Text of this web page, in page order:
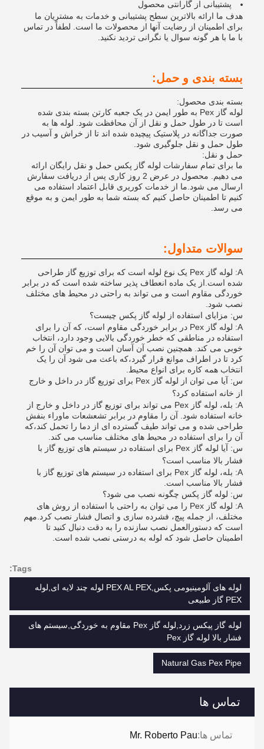
تماس ها
تماس ها:Mr. Roberto Pau
پشتیبانی از گارانتی محصول
هدف ما ارائه بالاترین سطح پشتیبانی و خدمات به مشتریان ما
برای اطمینان از رضایت آنها از محصولات ما است. لطفاً در تماس
با ما با هر گونه سوال یا نگرانی تردید نکنید.
بسته بندی و حمل:
بسته بندی محصول:
لوله گاز Pex به طور ایمن در یک جعبه کارتن بسته بندی شده
است تا در طول حمل و نقل از آن محافظت شود. لوله ها به
صورت جداگانه در پلاستیک پیچیده شده اند تا از خراش و آسیب در
طول حمل و نقل جلوگیری شود.
حمل و نقل:
ما برای تمام سفارشات لوله گاز پکس حمل و نقل رایگان ارائه
می دهیم. محصول در عرض 2 روز کاری پس از دریافت سفارش
ارسال می شود.ما از خدمات کوریری قابل اعتماد استفاده می
کنیم تا اطمینان حاصل کنیم که بسته شما به طور ایمن و به موقع
می رسد.
سوالات متداول:
A: لوله گاز Pex یک نوع لوله است که برای توزیع گاز طراحی
شده است.از یک ماده انعطاف پذیر ساخته شده است که در برابر
خوردگی مقاوم است و می تواند به راحتی در محیط های مختلف
نصب شود.
س: مزایای استفاده از لوله گاز پکس چیست؟
A: لوله گاز Pex در برابر خوردگی مقاوم است، که آن را برای
استفاده در مناطقی که خطر خوردگی بالایی وجود دارد، انتخاب
خوبی می کند. همچنین نصب آن آسان است و می توان آن را خم
کرد تا در اطراف موانع قرار گیرد،که باعث می شود آن را یک
انتخاب همه کاره برای انواع محیط.
س: آیا می توان از لوله گاز Pex برای توزیع گاز در داخل و خارج
از خانه استفاده کرد؟
A: بله، لوله گاز Pex می تواند برای توزیع گاز در داخل و خارج از
خانه استفاده شود. آن را مقاوم در برابر تشعشعات ماوراء بنفش
طراحی شده و می تواند طیف گسترده ای از دما را تحمل کند،که
آن را برای استفاده در محیط های مختلف مناسب می کند.
س: آیا لوله گاز Pex برای استفاده در سیستم های توزیع گاز با
فشار بالا مناسب است؟
A: بله، لوله گاز Pex برای استفاده در سیستم های توزیع گاز با
فشار بالا مناسب است.
س: لوله گاز پکس چگونه نصب می شود؟
A: لوله گاز Pex را می توان به راحتی با استفاده از روش های
مختلف، از جمله پیچ، فشرده سازی و اتصال فشار نصب کرد.مهم
است که دستورالعمل نصب سازنده را به دقت دنبال کنید تا
اطمینان حاصل شود که لوله به درستی نصب شده است.
Tags:
لوله های آلومینیومی پکس,PEX AL PEX لوله چند لایه ای,لوله
PEX گاز طبیعی
لوله گاز پیکس زرد,لوله گاز Pex مقاوم به خوردگی,سیستم های
فشار بالا لوله گاز Pex
Natural Gas Pex Pipe